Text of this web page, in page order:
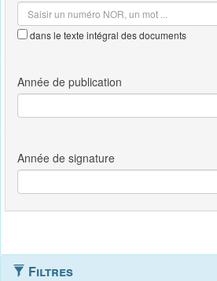
dans le texte intégral des documents
Filtres